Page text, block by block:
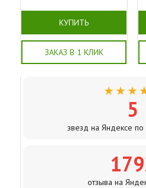
КУПИТЬ
ЗАКАЗ В 1 КЛИК
5
звезд на Яндексе
отзыва на